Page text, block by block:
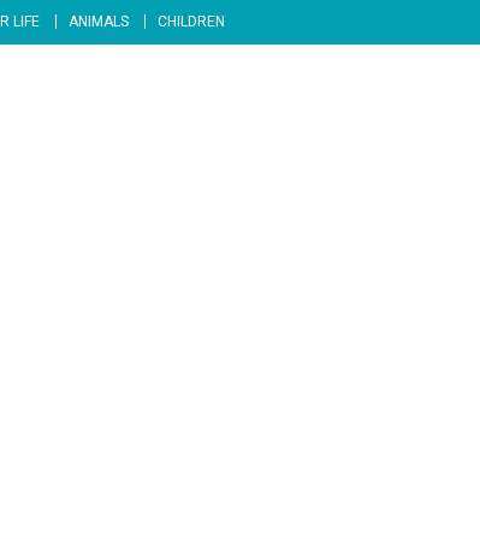
LIFE ANIMALS CHILDREN